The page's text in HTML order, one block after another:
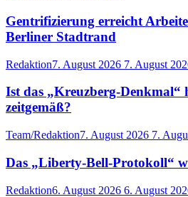
Gentrifizierung erreicht
Berliner Stadtrand
Redaktion7. August 2026 7. August
Ist das „Kreuzberg-Denkmal“
zeitgemäß?
Team/Redaktion7. August 2026 7.
Das „Liberty-Bell-Protokoll“
Redaktion6. August 2026 6. August